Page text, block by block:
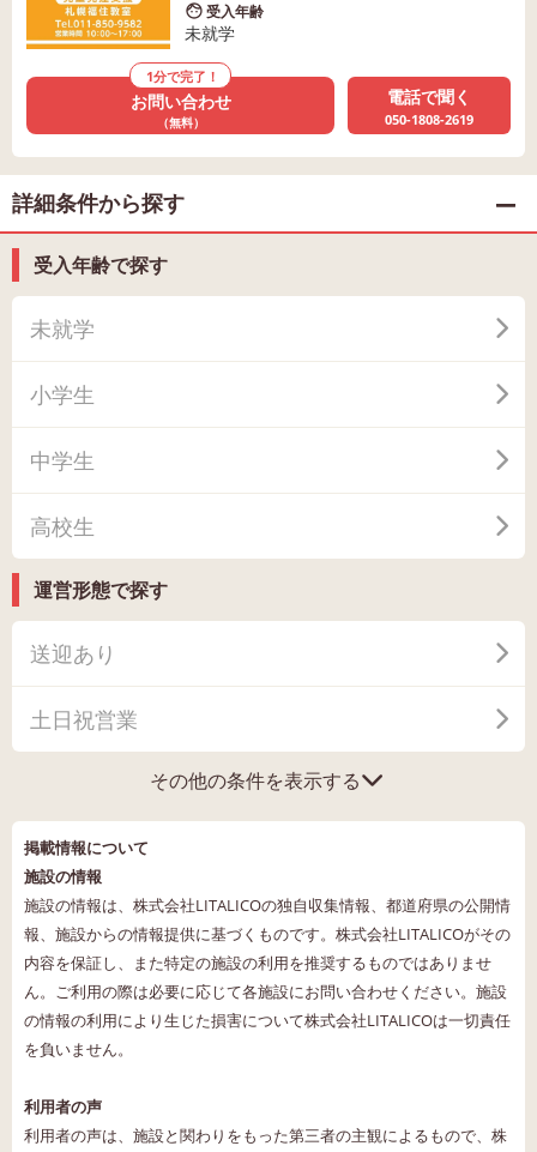
受入年齢
未就学
1分で完了！
お問い合わせ
（無料）
電話で聞く
050-1808-2619
詳細条件から探す
受入年齢で探す
未就学
小学生
中学生
高校生
運営形態で探す
送迎あり
土日祝営業
その他の条件を表示する
掲載情報について
施設の情報
施設の情報は、株式会社LITALICOの独自収集情報、都道府県の公開情
報、施設からの情報提供に基づくものです。株式会社LITALICOがその
内容を保証し、また特定の施設の利用を推奨するものではありませ
ん。ご利用の際は必要に応じて各施設にお問い合わせください。施設
の情報の利用により生じた損害について株式会社LITALICOは一切責任
を負いません。
利用者の声
利用者の声は、施設と関わりをもった第三者の主観によるもので、株